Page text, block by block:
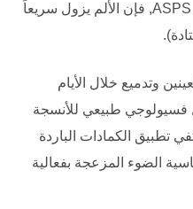
ASPS, فإن الألم يزول سريعاً
وتدميع خلال الأيام
فسيولوجي طبيعي للأنسجة
تطبيق الكمادات الباردة
الضوء المزعجة بفعالية